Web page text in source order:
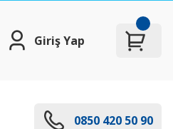
Giriş Yap
0850 420 50 90